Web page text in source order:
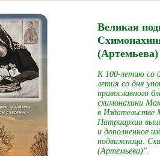
Великая
(Артемьева)
К 100-летию со
летия со дня
православного
схимонахини
в Издательстве
Патриархии
и дополненное
подвижница.
(Артемьева)".